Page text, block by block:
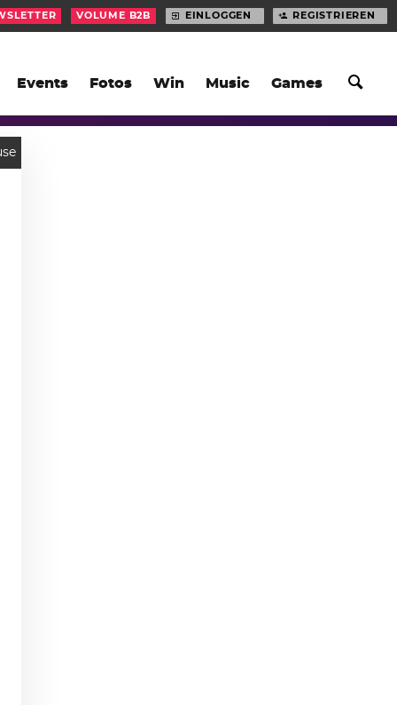
Events Fotos Win Music Games
VOLUME B2B EINLOGGEN REGISTRIEREN